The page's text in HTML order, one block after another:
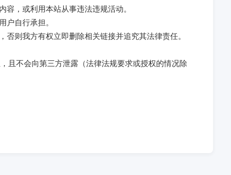
，或利用本站从事违法违规活动。
户自行承担。
则我方有权立即删除相关链接并追究其法律责任。
且不会向第三方泄露（法律法规要求或授权的情况除